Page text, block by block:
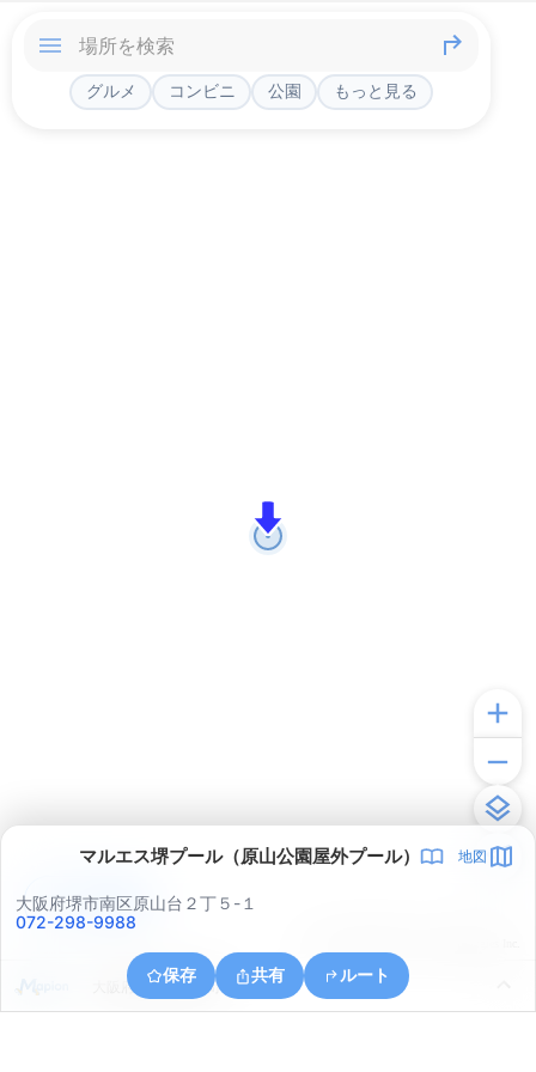
グルメ コンビニ 公園 もっと見る
マルエス堺プール（原山公園屋外プール） 地図
大阪府堺市南区原山台２丁５-１
072-298-9988
保存 共有 ルート
大阪府和泉市浦田町
アプリで見る